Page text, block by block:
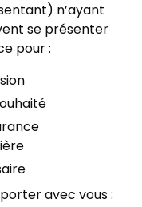
n’ayant
se présenter
pour :
avec vous :